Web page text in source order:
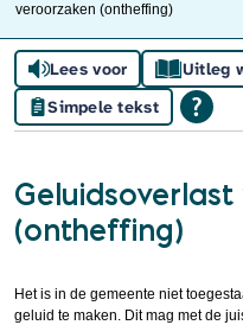
veroorzaken (ontheffing)
Lees voor
Uitleg
Simpele tekst
(ontheffing)
Het is in de gemeente niet
geluid te maken. Dit mag met de